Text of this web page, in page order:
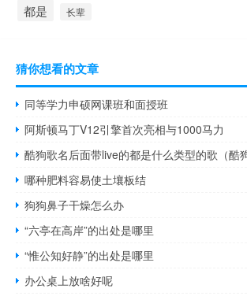
都是 长辈
猜你想看的文章
同等学力申硕网课班和面授班
阿斯顿马丁V12引擎首次亮相与1000马力
酷狗歌名后面带live的都是什么类型的歌（酷
哪种肥料容易使土壤板结
狗狗鼻子干燥怎么办
“六亭在高岸”的出处是哪里
“惟公知好静”的出处是哪里
办公桌上放啥好呢